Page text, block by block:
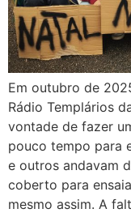
Em outubro de
Rádio Templários
vontade de fazer
pouco tempo para
e outros andavam
coberto para
mesmo assim. A